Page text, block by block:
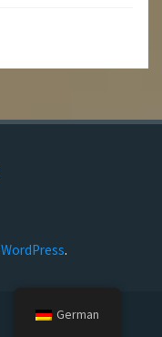
WordPress.
German